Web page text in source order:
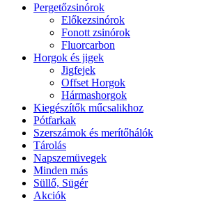
Pergetőzsinórok
Előkezsinórok
Fonott zsinórok
Fluorcarbon
Horgok és jigek
Jigfejek
Offset Horgok
Hármashorgok
Kiegészítők műcsalikhoz
Pótfarkak
Szerszámok és merítőhálók
Tárolás
Napszemüvegek
Minden más
Süllő, Sügér
Akciók